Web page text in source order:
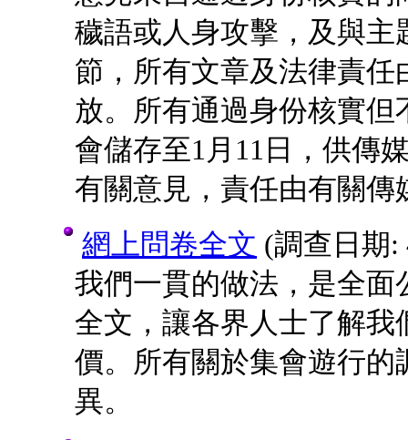
穢語或人身攻擊，及與
節，所有文章及法律責
放。所有通過身份核實
會儲存至1月11日，供傳
有關意見，責任由有關傳
網上問卷全文 (調查日期:
我們一貫的做法，是全
全文，讓各界人士了解
價。所有關於集會遊行
異。